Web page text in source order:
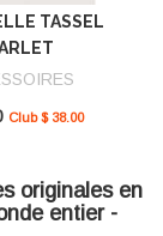
TASSEL
Club $ 38.00
originales en
entier -